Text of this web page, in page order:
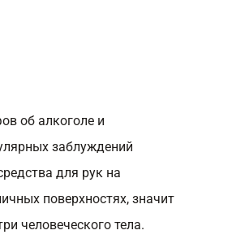
об алкоголе и
заблуждений
для рук на
поверхностях, значит
человеческого тела.